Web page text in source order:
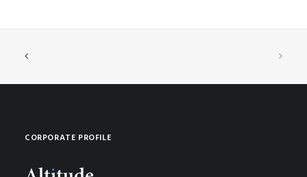
CORPORATE PROFILE